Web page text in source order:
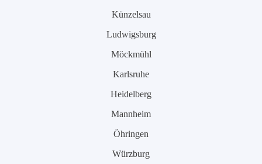
Künzelsau
Ludwigsburg
Möckmühl
Karlsruhe
Heidelberg
Mannheim
Öhringen
Würzburg